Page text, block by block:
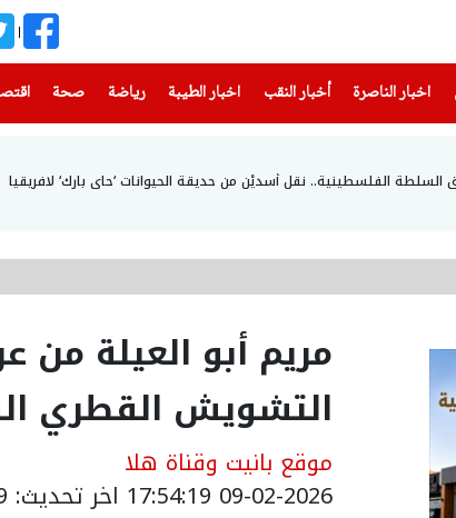
اخبار الناصرة
(current) أخبار النقب اخبار الطيبة(current) رياضة
(current) صحة(current)
الفلسطينية.. نقل أسديْن من حديقة الحيوانات ‘حاي بارك‘ لافريقيا
مريم أبو العيلة من
التشويش القطري
موقع بانيت وقناة هلا
09-02-2026 17:54:19 اخر تحديث: 09-02-2026 23:16:00